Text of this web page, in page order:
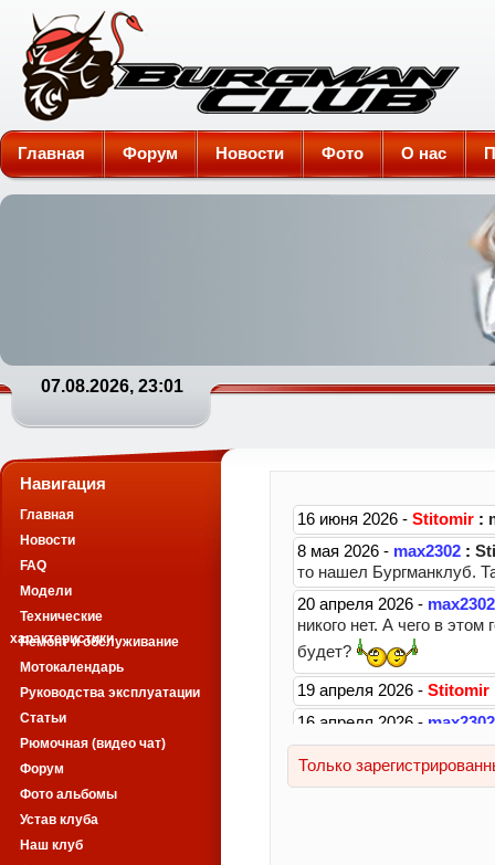
Burgman-Club
Главная Форум Новости Фото О нас
07.08.2026, 23:01
Навигация
Главная
Новости
FAQ
Модели
Технические
характеристики
Ремонт и обслуживание
Мотокалендарь
Руководства эксплуатации
Статьи
Рюмочная (видео чат)
Форум
Фото альбомы
Устав клуба
Наш клуб